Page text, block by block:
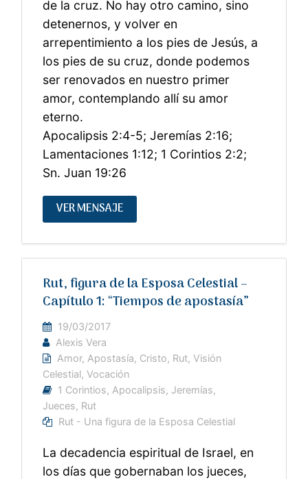
de la cruz. No hay otro camino, sino
detenernos, y volver en
arrepentimiento a los pies de Jesús, a
los pies de su cruz, donde podemos
ser renovados en nuestro primer
amor, contemplando allí su amor
eterno.
Apocalipsis 2:4-5; Jeremías 2:16;
Lamentaciones 1:12; 1 Corintios 2:2;
Sn. Juan 19:26
VER MENSAJE
Rut, figura de la Esposa Celestial –
Capítulo 1: “Tiempos de apostasía”
19/03/2017
Alexis Vera
Amor, Apostasía, Cristo, Rut,Visión
Celestial,Vocación
1 Corintios, Apocalipsis, Jeremías,
Jueces, Rut
Rut - Una figura de la Esposa Celestial
La decadencia espiritual de Israel, en
los días que gobernaban los jueces,